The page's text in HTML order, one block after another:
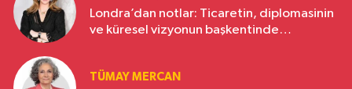
Londra’dan notlar: Ticaretin, diplomasinin
ve küresel vizyonun başkentinde
TÜMAY MERCAN